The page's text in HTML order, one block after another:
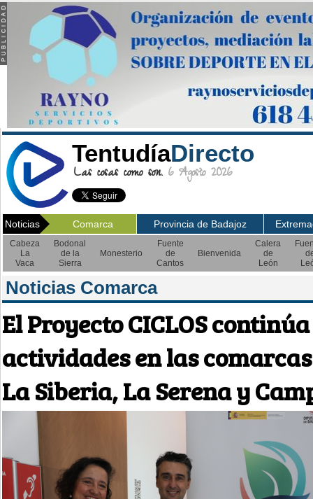
TentudíaDirecto
Las cosas como son. 6 Agosto 2026
Noticias Comarca Provincia de Badajoz
Cabeza
La
Vaca
Bodonal
de la
Sierra
Monesterio
Fuente
de
Cantos
Bienvenida
Calera
de
León
Noticias Comarca
El Proyecto CICLOS
actividades en las
La Siberia, La Serena y